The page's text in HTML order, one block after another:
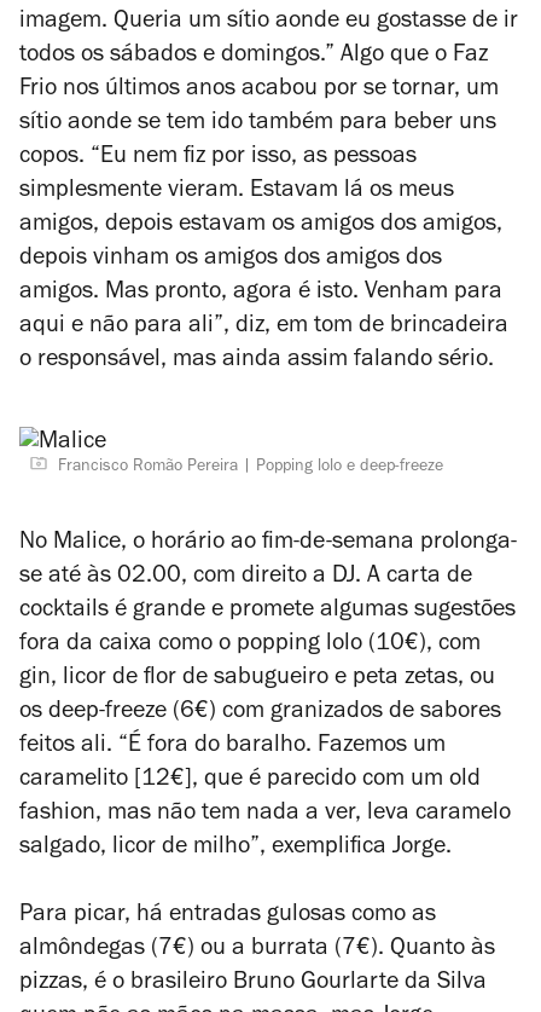
imagem. Queria um sítio aonde eu gostasse de ir
todos os sábados e domingos.” Algo que o Faz
Frio nos últimos anos acabou por se tornar, um
sítio aonde se tem ido também para beber uns
copos. “Eu nem fiz por isso, as pessoas
simplesmente vieram. Estavam lá os meus
amigos, depois estavam os amigos dos amigos,
depois vinham os amigos dos amigos dos
amigos. Mas pronto, agora é isto. Venham para
aqui e não para ali”, diz, em tom de brincadeira
o responsável, mas ainda assim falando sério.
Francisco Romão Pereira Popping lolo e deep-freeze
No Malice, o horário ao fim-de-semana prolonga-
se até às 02.00, com direito a DJ. A carta de
cocktails é grande e promete algumas sugestões
fora da caixa como o popping lolo (10€), com
gin, licor de flor de sabugueiro e peta zetas, ou
os deep-freeze (6€) com granizados de sabores
feitos ali. “É fora do baralho. Fazemos um
caramelito [12€], que é parecido com um old
fashion, mas não tem nada a ver, leva caramelo
salgado, licor de milho”, exemplifica Jorge.
Para picar, há entradas gulosas como as
almôndegas (7€) ou a burrata (7€). Quanto às
pizzas, é o brasileiro Bruno Gourlarte da Silva